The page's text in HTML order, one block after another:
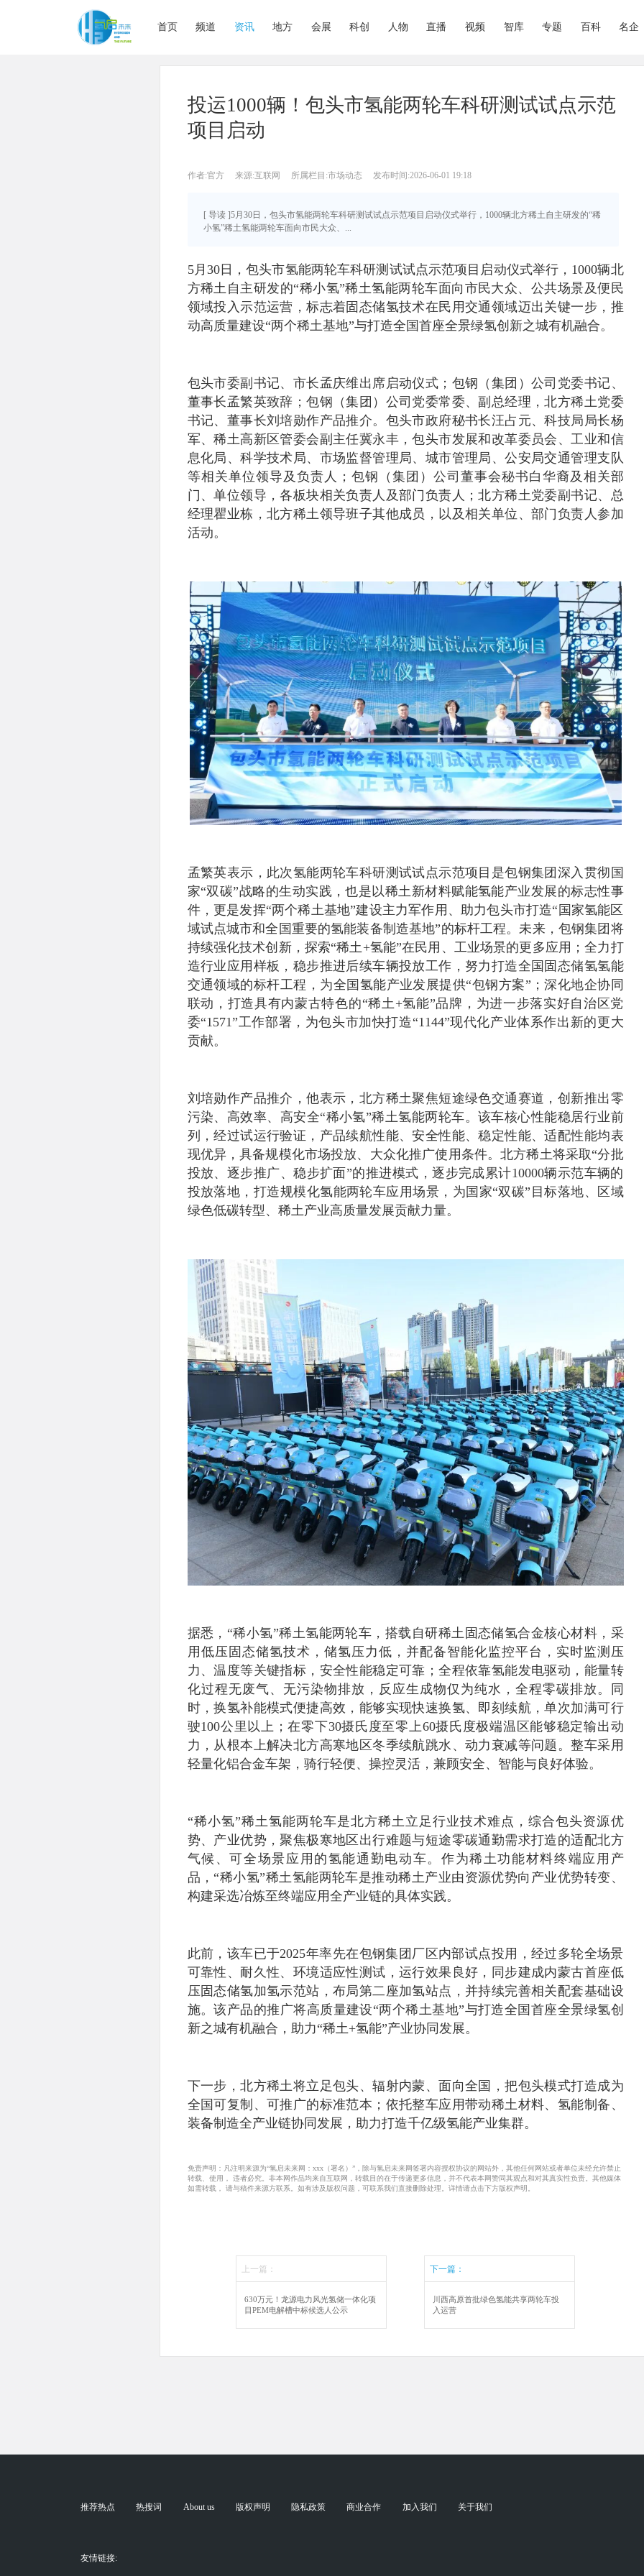
首页 频道 资讯 地方 会展 科创 人物 直播 视频 智库 专题 百科 名企
投运1000辆！包头市氢能两轮车科研测试试点示范
项目启动
作者:官方 来源:互联网 所属栏目:市场动态 发布时间:2026-06-01 19:18
[ 导读 ]5月30日，包头市氢能两轮车科研测试试点示范项目启动仪式举行，1000辆北方稀土自主研发的“稀
小氢”稀土氢能两轮车面向市民大众、...
5月30日，包头市氢能两轮车科研测试试点示范项目启动仪式举行，1000辆北
方稀土自主研发的“稀小氢”稀土氢能两轮车面向市民大众、公共场景及便民
领域投入示范运营，标志着固态储氢技术在民用交通领域迈出关键一步，推
动高质量建设“两个稀土基地”与打造全国首座全景绿氢创新之城有机融合。
包头市委副书记、市长孟庆维出席启动仪式；包钢（集团）公司党委书记、
董事长孟繁英致辞；包钢（集团）公司党委常委、副总经理，北方稀土党委
书记、董事长刘培勋作产品推介。包头市政府秘书长汪占元、科技局局长杨
军、稀土高新区管委会副主任冀永丰，包头市发展和改革委员会、工业和信
息化局、科学技术局、市场监督管理局、城市管理局、公安局交通管理支队
等相关单位领导及负责人；包钢（集团）公司董事会秘书白华裔及相关部
门、单位领导，各板块相关负责人及部门负责人；北方稀土党委副书记、总
经理瞿业栋，北方稀土领导班子其他成员，以及相关单位、部门负责人参加
活动。
孟繁英表示，此次氢能两轮车科研测试试点示范项目是包钢集团深入贯彻国
家“双碳”战略的生动实践，也是以稀土新材料赋能氢能产业发展的标志性事
件，更是发挥“两个稀土基地”建设主力军作用、助力包头市打造“国家氢能区
域试点城市和全国重要的氢能装备制造基地”的标杆工程。未来，包钢集团将
持续强化技术创新，探索“稀土+氢能”在民用、工业场景的更多应用；全力打
造行业应用样板，稳步推进后续车辆投放工作，努力打造全国固态储氢氢能
交通领域的标杆工程，为全国氢能产业发展提供“包钢方案”；深化地企协同
联动，打造具有内蒙古特色的“稀土+氢能”品牌，为进一步落实好自治区党
委“1571”工作部署，为包头市加快打造“1144”现代化产业体系作出新的更大
贡献。
刘培勋作产品推介，他表示，北方稀土聚焦短途绿色交通赛道，创新推出零
污染、高效率、高安全“稀小氢”稀土氢能两轮车。该车核心性能稳居行业前
列，经过试运行验证，产品续航性能、安全性能、稳定性能、适配性能均表
现优异，具备规模化市场投放、大众化推广使用条件。北方稀土将采取“分批
投放、逐步推广、稳步扩面”的推进模式，逐步完成累计10000辆示范车辆的
投放落地，打造规模化氢能两轮车应用场景，为国家“双碳”目标落地、区域
绿色低碳转型、稀土产业高质量发展贡献力量。
据悉，“稀小氢”稀土氢能两轮车，搭载自研稀土固态储氢合金核心材料，采
用低压固态储氢技术，储氢压力低，并配备智能化监控平台，实时监测压
力、温度等关键指标，安全性能稳定可靠；全程依靠氢能发电驱动，能量转
化过程无废气、无污染物排放，反应生成物仅为纯水，全程零碳排放。同
时，换氢补能模式便捷高效，能够实现快速换氢、即刻续航，单次加满可行
驶100公里以上；在零下30摄氏度至零上60摄氏度极端温区能够稳定输出动
力，从根本上解决北方高寒地区冬季续航跳水、动力衰减等问题。整车采用
轻量化铝合金车架，骑行轻便、操控灵活，兼顾安全、智能与良好体验。
“稀小氢”稀土氢能两轮车是北方稀土立足行业技术难点，综合包头资源优
势、产业优势，聚焦极寒地区出行难题与短途零碳通勤需求打造的适配北方
气候、可全场景应用的氢能通勤电动车。作为稀土功能材料终端应用产
品，“稀小氢”稀土氢能两轮车是推动稀土产业由资源优势向产业优势转变、
构建采选冶炼至终端应用全产业链的具体实践。
此前，该车已于2025年率先在包钢集团厂区内部试点投用，经过多轮全场景
可靠性、耐久性、环境适应性测试，运行效果良好，同步建成内蒙古首座低
压固态储氢加氢示范站，布局第二座加氢站点，并持续完善相关配套基础设
施。该产品的推广将高质量建设“两个稀土基地”与打造全国首座全景绿氢创
新之城有机融合，助力“稀土+氢能”产业协同发展。
下一步，北方稀土将立足包头、辐射内蒙、面向全国，把包头模式打造成为
全国可复制、可推广的标准范本；依托整车应用带动稀土材料、氢能制备、
装备制造全产业链协同发展，助力打造千亿级氢能产业集群。
免责声明：凡注明来源为“氢启未来网：xxx（署名）”，除与氢启未来网签署内容授权协议的网站外，其他任何网站或者单位未经允许禁止
转载、使用， 违者必究。非本网作品均来自互联网，转载目的在于传递更多信息，并不代表本网赞同其观点和对其真实性负责。其他媒体
如需转载， 请与稿件来源方联系。如有涉及版权问题，可联系我们直接删除处理。详情请点击下方版权声明。
上一篇：
630万元！龙源电力风光氢储一体化项
目PEM电解槽中标候选人公示
下一篇：
川西高原首批绿色氢能共享两轮车投
入运营
推荐热点 热搜词 About us 版权声明 隐私政策 商业合作 加入我们 关于我们
友情链接: